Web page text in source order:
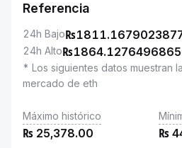
Referencia
24h Bajo₨
24h Alto₨
* Los siguientes datos muestran
mercado de eth
Máximo histórico
₨ 25,378.00 ₨